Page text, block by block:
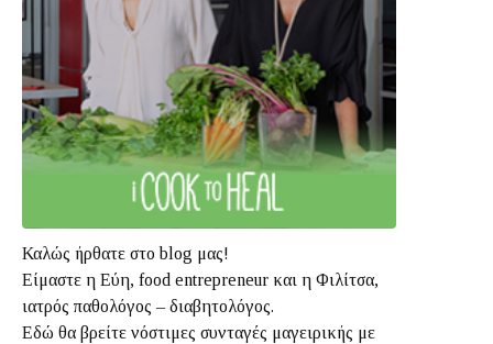
Καλώς ήρθατε στο blog μας!
Είμαστε η Εύη, food entrepreneur και η Φιλίτσα,
ιατρός παθολόγος – διαβητολόγος.
Εδώ θα βρείτε νόστιμες συνταγές μαγειρικής με